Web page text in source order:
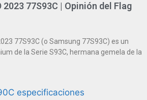
2023 77S93C | Opinión del Flag
77S93C (o Samsung 77S93C) es un
de la Serie S93C, hermana gemela de la